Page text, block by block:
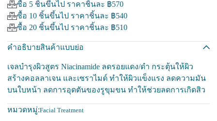
ซื้อ 5 ชิ้นขึ้นไป ราคาชิ้นละ ฿570
ซื้อ 10 ชิ้นขึ้นไป ราคาชิ้นละ ฿540
ซื้อ 20 ชิ้นขึ้นไป ราคาชิ้นละ ฿510
คำอธิบายสินค้าแบบย่อ
เจลบำรุงผิวสูตร Niacinamide ลดรอยแดง/ดำ กระตุ้นให้ผิว
สร้างคอลลาเจน และเซราไมด์ ทำให้ผิวแข็งแรง ลดความมัน
บนใบหน้า ลดการอุดตันของรูขุมขน ทำให้ช่วยลดการเกิดสิว
หมวดหมู่:Facial Treatment